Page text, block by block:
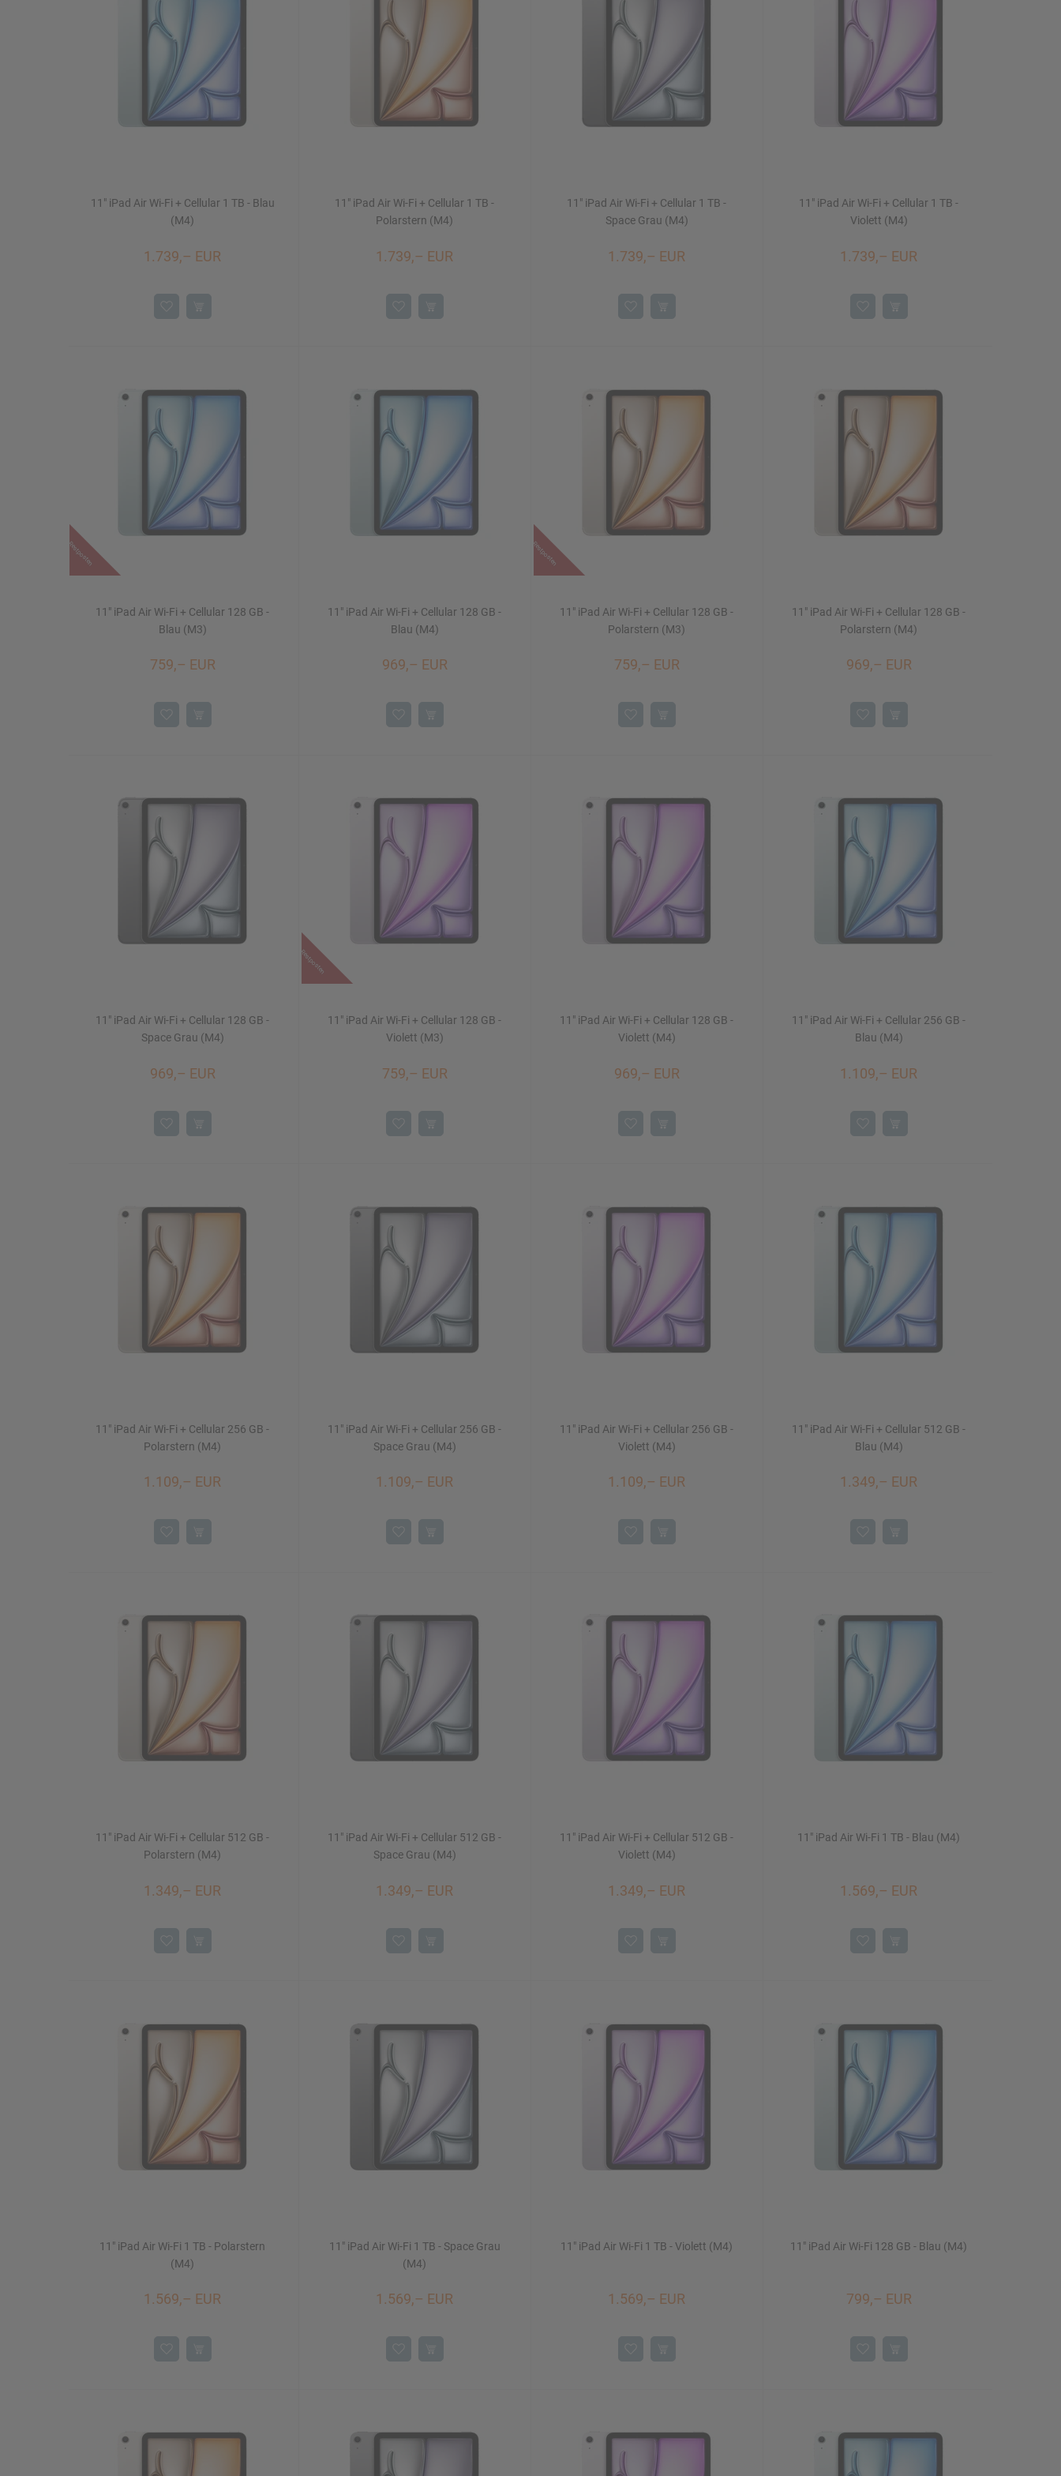
Mac Studio
iMac 24"
Displays NEU
iPhone 16/16 Plus
11" iPad Air Wi-Fi + Cellular 1 TB - Blau
(M4)
1.739,– EUR
11" iPad Air Wi-Fi + Cellular 1 TB -
Polarstern (M4)
1.739,– EUR
11" iPad Air Wi-Fi + Cellular 1 TB -
Space Grau (M4)
1.739,– EUR
11" iPad Air Wi-Fi + Cellular 1 TB -
Violett (M4)
1.739,– EUR
Restposten
11" iPad Air Wi-Fi + Cellular 128 GB -
Blau (M3)
759,– EUR
11" iPad Air Wi-Fi + Cellular 128 GB -
Blau (M4)
969,– EUR
Restposten
11" iPad Air Wi-Fi + Cellular 128 GB -
Polarstern (M3)
759,– EUR
11" iPad Air Wi-Fi + Cellular 128 GB -
Polarstern (M4)
969,– EUR
11" iPad Air Wi-Fi + Cellular 128 GB -
Space Grau (M4)
969,– EUR
Restposten
11" iPad Air Wi-Fi + Cellular 128 GB -
Violett (M3)
759,– EUR
11" iPad Air Wi-Fi + Cellular 128 GB -
Violett (M4)
969,– EUR
11" iPad Air Wi-Fi + Cellular 256 GB -
Blau (M4)
1.109,– EUR
11" iPad Air Wi-Fi + Cellular 256 GB -
Polarstern (M4)
1.109,– EUR
11" iPad Air Wi-Fi + Cellular 256 GB -
Space Grau (M4)
1.109,– EUR
11" iPad Air Wi-Fi + Cellular 256 GB -
Violett (M4)
1.109,– EUR
11" iPad Air Wi-Fi + Cellular 512 GB -
Blau (M4)
1.349,– EUR
11" iPad Air Wi-Fi + Cellular 512 GB -
Polarstern (M4)
1.349,– EUR
11" iPad Air Wi-Fi + Cellular 512 GB -
Space Grau (M4)
1.349,– EUR
11" iPad Air Wi-Fi + Cellular 512 GB -
Violett (M4)
1.349,– EUR
11" iPad Air Wi-Fi 1 TB - Blau (M4)
1.569,– EUR
11" iPad Air Wi-Fi 1 TB - Polarstern
(M4)
1.569,– EUR
11" iPad Air Wi-Fi 1 TB - Space Grau
(M4)
1.569,– EUR
11" iPad Air Wi-Fi 1 TB - Violett (M4)
1.569,– EUR
11" iPad Air Wi-Fi 128 GB - Blau (M4)
799,– EUR